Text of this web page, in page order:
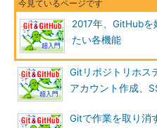
2017年、GitHub
たい各機能
Gitリポジトリホス
アカウント作成、
Gitで作業を取り